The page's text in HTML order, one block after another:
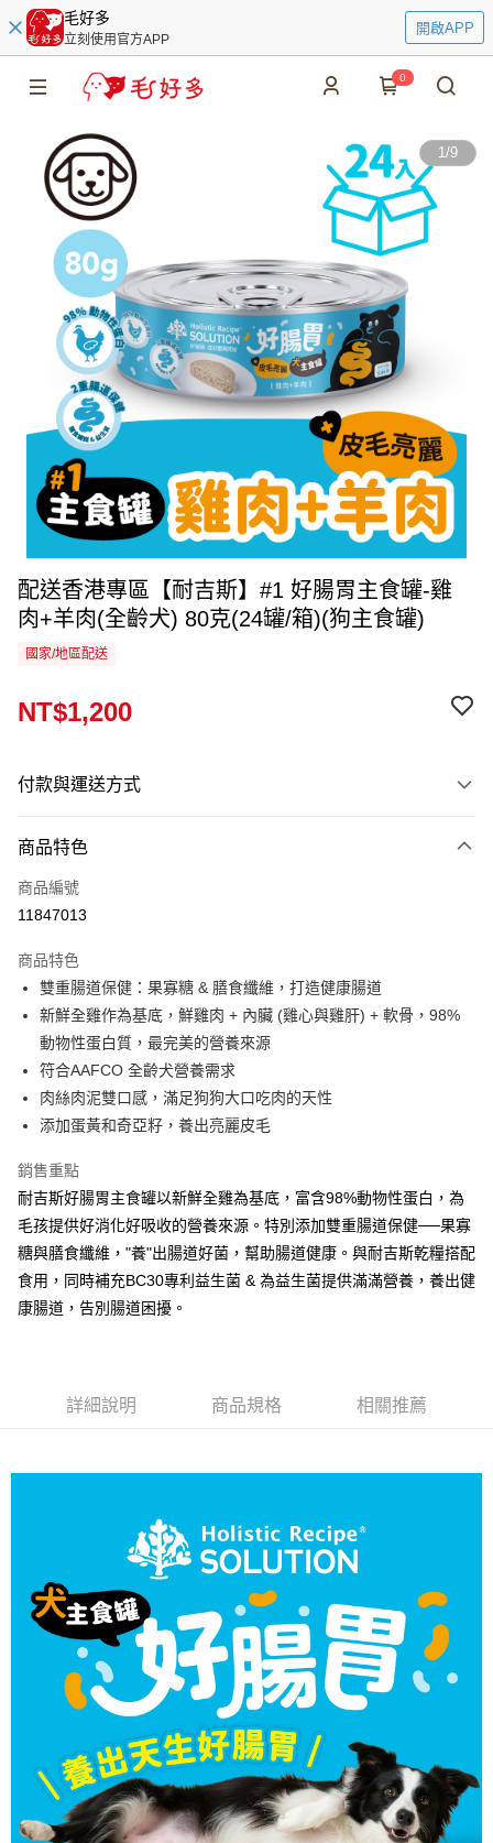
毛好多
立刻使用官方APP
開啟APP
0
1/9
配送香港專區【耐吉斯】#1 好腸胃主食罐-雞
肉+羊肉(全齡犬) 80克(24罐/箱)(狗主食罐)
國家/地區配送
NT$1,200
付款與運送方式
信用卡一次付款
運送方式
香港專區
商品特色
商品編號
11847013
商品特色
雙重腸道保健：果寡糖 & 膳食纖維，打造健康腸道
新鮮全雞作為基底，鮮雞肉 + 內臟 (雞心與雞肝) + 軟骨，98%
動物性蛋白質，最完美的營養來源
符合AAFCO 全齡犬營養需求
肉絲肉泥雙口感，滿足狗狗大口吃肉的天性
添加蛋黃和奇亞籽，養出亮麗皮毛
銷售重點
耐吉斯好腸胃主食罐以新鮮全雞為基底，富含98%動物性蛋白，為
毛孩提供好消化好吸收的營養來源。特別添加雙重腸道保健──果寡
糖與膳食纖維，"養"出腸道好菌，幫助腸道健康。與耐吉斯乾糧搭配
食用，同時補充BC30專利益生菌 & 為益生菌提供滿滿營養，養出健
康腸道，告別腸道困擾。
詳細說明 商品規格 相關推薦